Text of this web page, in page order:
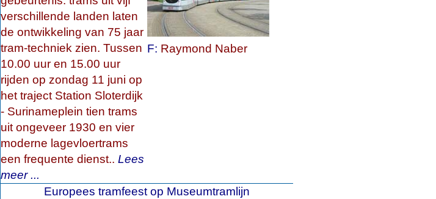
verschillende landen laten
de ontwikkeling van 75 jaar
tram-techniek zien. Tussen
10.00 uur en 15.00 uur
rijden op zondag 11 juni op
het traject Station Sloterdijk
- Surinameplein tien trams
uit ongeveer 1930 en vier
moderne lagevloertrams
een frequente dienst.. Lees
meer ...
F: Raymond Naber
Europees tramfeest op Museumtramlijn